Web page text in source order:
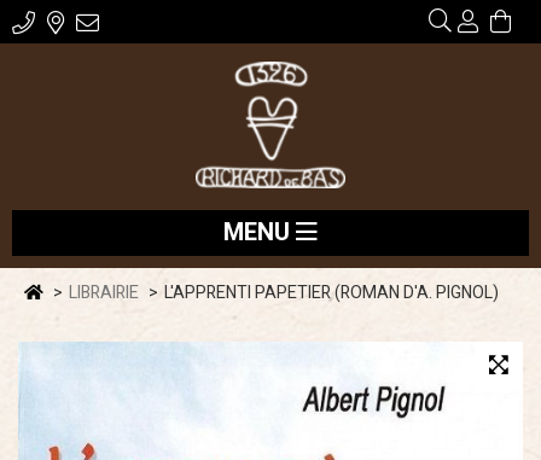
MENU
LIBRAIRIE L'APPRENTI PAPETIER (ROMAN D'A. PIGNOL)